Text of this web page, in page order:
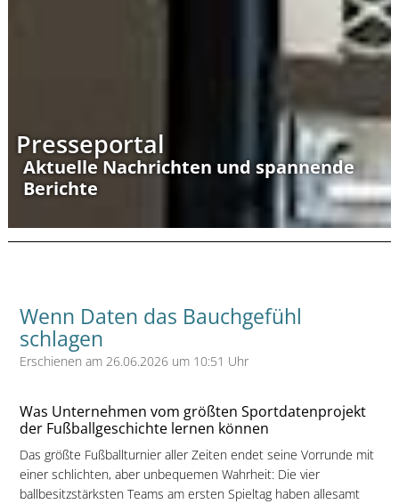
Presseportal
Aktuelle Nachrichten und spannende
Berichte
Wenn Daten das Bauchgefühl
schlagen
Erschienen am 26.06.2026 um 10:51 Uhr
Was Unternehmen vom größten Sportdatenprojekt
der Fußballgeschichte lernen können
Das größte Fußballturnier aller Zeiten endet seine Vorrunde mit
einer schlichten, aber unbequemen Wahrheit: Die vier
ballbesitzstärksten Teams am ersten Spieltag haben allesamt